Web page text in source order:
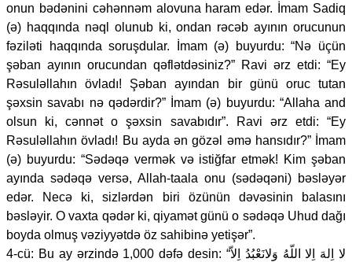
onun bədənini cəhənnəm alovuna haram edər. İmam Sadiq
(ə) haqqında nəql olunub ki, ondan rəcəb ayının orucunun
fəziləti haqqında soruşdular. İmam (ə) buyurdu: “Nə üçün
şəban ayının orucundan qəflətdəsiniz?” Ravi ərz etdi: “Ey
Rəsuləllahın övladı! Şəban ayından bir günü oruc tutan
şəxsin savabı nə qədərdir?” İmam (ə) buyurdu: “Allaha and
olsun ki, cənnət o şəxsin savabıdır”. Ravi ərz etdi: “Ey
Rəsuləllahın övladı! Bu ayda ən gözəl əmə hansıdır?” İmam
(ə) buyurdu: “Sədəqə vermək və istiğfar etmək! Kim şəban
ayında sədəqə versə, Allah-taala onu (sədəqəni) bəsləyər
edər. Necə ki, sizlərdən biri özünün dəvəsinin balasını
bəsləyir. O vaxta qədər ki, qiyamət günü o sədəqə Uhud dağı
boyda olmuş vəziyyətdə öz sahibinə yetişər”.
4-cü: Bu ay ərzində 1,000 dəfə desin: “لا اِلهَ اِلا اللّهُ وَلانَعْبُدُ اِلاّ